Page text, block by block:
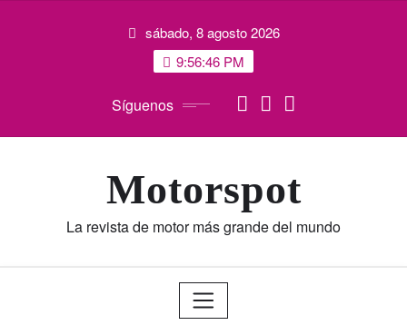
sábado, 8 agosto 2026
9:56:47 PM
Síguenos
Motorspot
La revista de motor más grande del mundo